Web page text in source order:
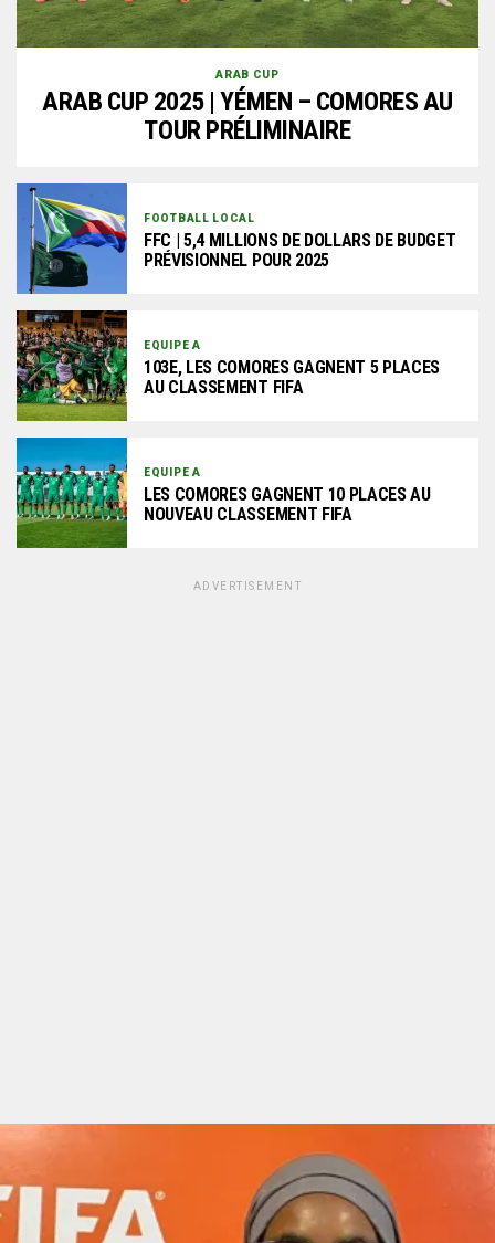
ARAB CUP
ARAB CUP 2025 | YÉMEN – COMORES AU
TOUR PRÉLIMINAIRE
FOOTBALL LOCAL
FFC | 5,4 MILLIONS DE DOLLARS DE BUDGET
PRÉVISIONNEL POUR 2025
EQUIPE A
103E, LES COMORES GAGNENT 5 PLACES
AU CLASSEMENT FIFA
EQUIPE A
LES COMORES GAGNENT 10 PLACES AU
NOUVEAU CLASSEMENT FIFA
ADVERTISEMENT